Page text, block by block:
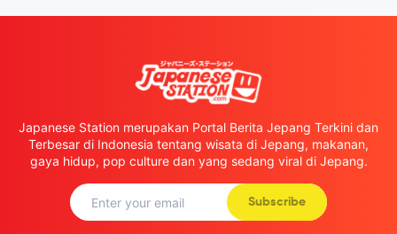
Japanese Station merupakan Portal Berita Jepang Terkini dan
Terbesar di Indonesia tentang wisata di Jepang, makanan,
gaya hidup, pop culture dan yang sedang viral di Jepang.
Subscribe